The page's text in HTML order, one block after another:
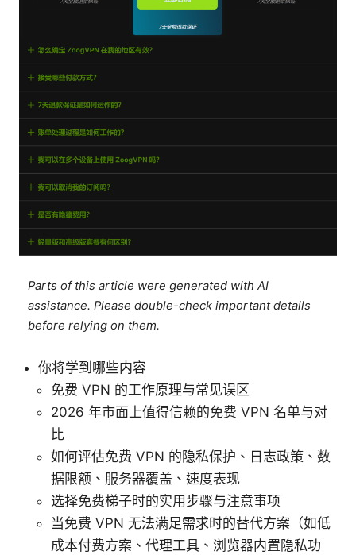
Parts of this article were generated with AI
assistance. Please double-check important details
before relying on them.
你将学到哪些内容
免费 VPN 的工作原理与常见误区
2026 年市面上值得信赖的免费 VPN 名单与对
比
如何评估免费 VPN 的隐私保护、日志政策、数
据限额、服务器覆盖、速度表现
选择免费梯子时的实用步骤与注意事项
当免费 VPN 无法满足需求时的替代方案（如低
成本付费方案、代理工具、浏览器内置隐私功